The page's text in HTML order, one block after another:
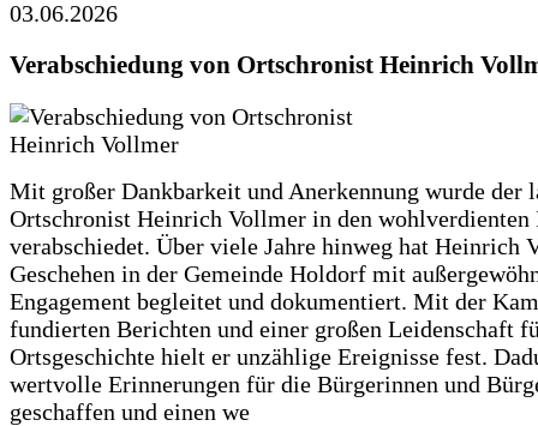
03.06.2026
Verabschiedung von Ortschronist Heinrich
Mit großer Dankbarkeit und Anerkennung wurde der
Ortschronist Heinrich Vollmer in den wohlverdienten
verabschiedet. Über viele Jahre hinweg hat Heinrich
Geschehen in der Gemeinde Holdorf mit
Engagement begleitet und dokumentiert. Mit der
fundierten Berichten und einer großen Leidenschaft
Ortsgeschichte hielt er unzählige Ereignisse fest.
wertvolle Erinnerungen für die Bürgerinnen und
geschaffen und einen we